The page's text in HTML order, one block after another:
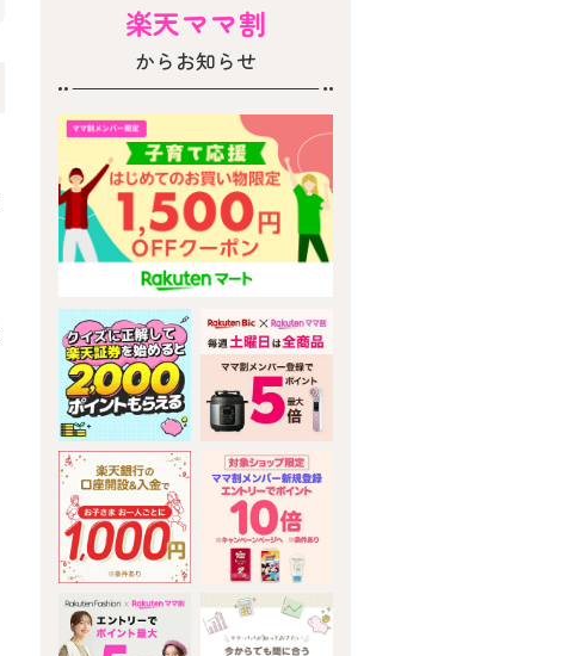
楽天ママ割
からお知らせ